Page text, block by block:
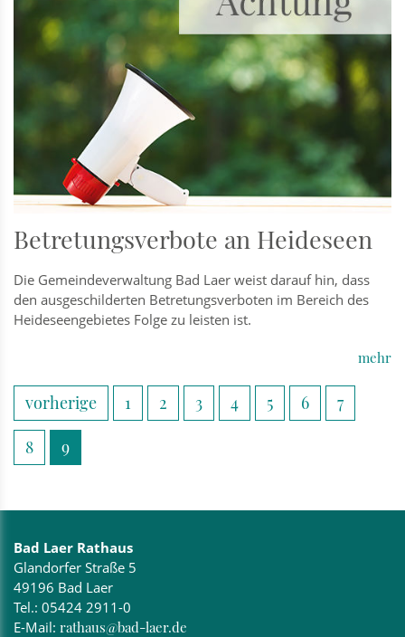
Betretungsverbote an Heideseen
Die Gemeindeverwaltung Bad Laer weist darauf hin, dass
den ausgeschilderten Betretungsverboten im Bereich des
Heideseengebietes Folge zu leisten ist.
mehr
vorherige 1 2 3 4 5 6 7
8 9
Bad Laer Rathaus
Glandorfer Straße 5
49196 Bad Laer
Tel.: 05424 2911-0
E-Mail: rathaus@bad-laer.de